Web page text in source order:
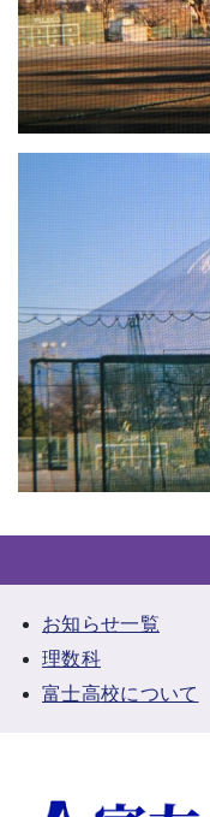
お知らせ一覧
理数科
富士高校について